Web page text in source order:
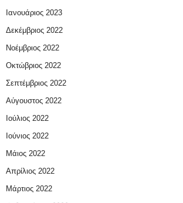
Ιανουάριος 2023
Δεκέμβριος 2022
Νοέμβριος 2022
Οκτώβριος 2022
Σεπτέμβριος 2022
Αύγουστος 2022
Ιούλιος 2022
Ιούνιος 2022
Μάιος 2022
Απρίλιος 2022
Μάρτιος 2022